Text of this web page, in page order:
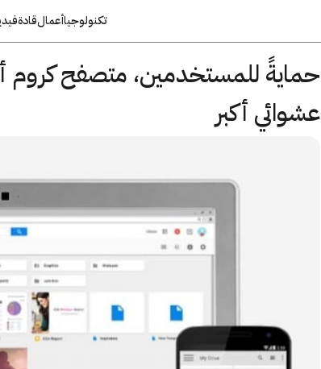
تكنولوجياأعمالقادة
حمايةً للمستخدمين، متصفح
عشوائي أكبر